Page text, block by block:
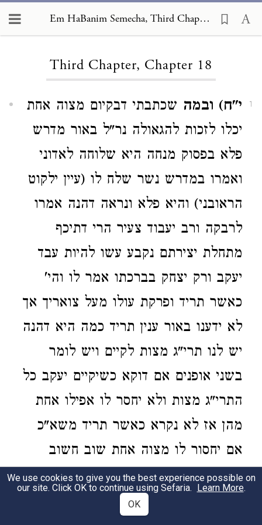
Em HaBanim Semecha, Third Chapter 18
Third Chapter, Chapter 18
1 י"ח) ובמה שכתבתי דבקיום מצוה אחת
יכלו לזכות להגאולה נר"ל באור מדרש
פלא בפסוק מנחה היא שלוחה לאדוני
ואמרו במדרש נשר שלח לו (עיין ילקוט
הראובני) והיא פלא ונראה דהנה אמרו
לרבקה ורב יעבוד צעיר הרי דתיכף
מתחלת יצירתם נקבע עשו להיות עבד
יעקב ורק יצחק בברכתו אמר לו והי'
כאשר תריד ופרקת עולו מעל צואריך אך
לא ידענו באור ענין תריד כמה היא דהנה
יש לנו תרי"ג מצות לקיים ויש לומר
בשני אופנים אם דוקא כשיקיים יעקב כל
התרי"ג מצות ולא יחסר לו אפילו אחת
מהן אז לא נקרא כאשר תריד משא"כ
אם יחסור לו מצוה אחת שוב חשוב
כאשר תריד ופטור עשו מעולו של יעקב
ואדרבא אז ישתעבד הוא עמו זה אופן
We use cookies to give you the best experience possible on
our site. Click OK to continue using Sefaria. Learn More.
OK